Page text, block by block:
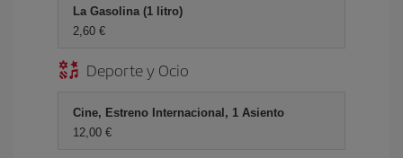
La Gasolina (1 litro)
2,60 €
Deporte y Ocio
Cine, Estreno Internacional, 1 Asiento
12,00 €